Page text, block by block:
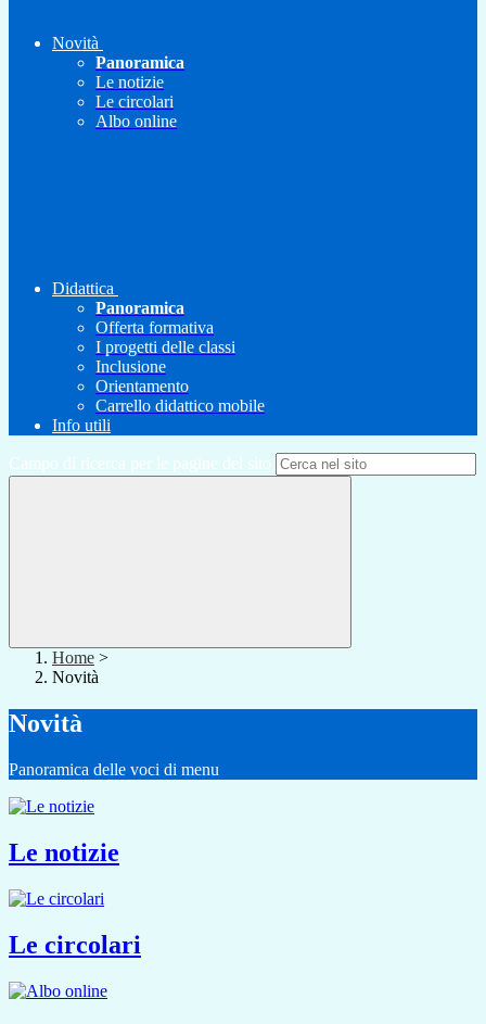
Novità
Panoramica
Le notizie
Le circolari
Albo online
Didattica
Panoramica
Offerta formativa
I progetti delle classi
Inclusione
Orientamento
Carrello didattico mobile
Info utili
Campo di ricerca per le pagine del sito
Home >
Novità
Novità
Panoramica delle voci di menu
Le notizie
Le circolari